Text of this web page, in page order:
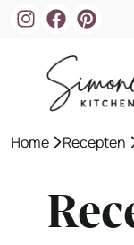
Home »Recepten